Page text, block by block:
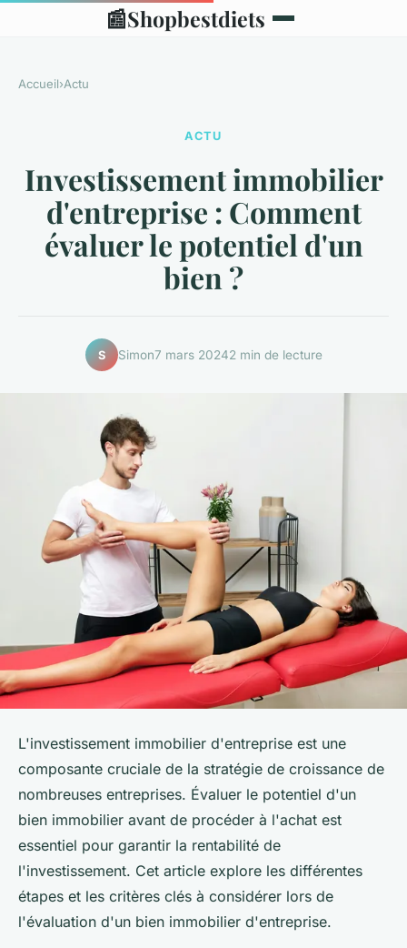
📰Shopbestdiets
Accueil›Actu
ACTU
Investissement immobilier
d'entreprise : Comment
évaluer le potentiel d'un
bien ?
S Simon7 mars 20242 min de lecture
L'investissement immobilier d'entreprise est une
composante cruciale de la stratégie de croissance de
nombreuses entreprises. Évaluer le potentiel d'un
bien immobilier avant de procéder à l'achat est
essentiel pour garantir la rentabilité de
l'investissement. Cet article explore les différentes
étapes et les critères clés à considérer lors de
l'évaluation d'un bien immobilier d'entreprise.